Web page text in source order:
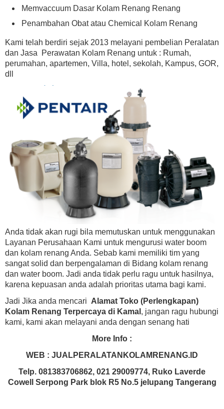
Memvaccuum Dasar Kolam Renang Renang
Penambahan Obat atau Chemical Kolam Renang
Kami telah berdiri sejak 2013 melayani pembelian Peralatan
dan Jasa Perawatan Kolam Renang untuk : Rumah,
perumahan, apartemen, Villa, hotel, sekolah, Kampus, GOR,
dll
Anda tidak akan rugi bila memutuskan untuk menggunakan
Layanan Perusahaan Kami untuk mengurusi water boom
dan kolam renang Anda. Sebab kami memiliki tim yang
sangat solid dan berpengalaman di Bidang kolam renang
dan water boom. Jadi anda tidak perlu ragu untuk hasilnya,
karena kepuasan anda adalah prioritas utama bagi kami.
Jadi Jika anda mencari Alamat Toko (Perlengkapan)
Kolam Renang Terpercaya di Kamal , jangan ragu hubungi
kami, kami akan melayani anda dengan senang hati
More Info :
WEB : JUALPERALATANKOLAMRENANG.ID
Telp. 081383706862, 021 29009774, Ruko Laverde
Cowell Serpong Park blok R5 No.5 jelupang Tangerang